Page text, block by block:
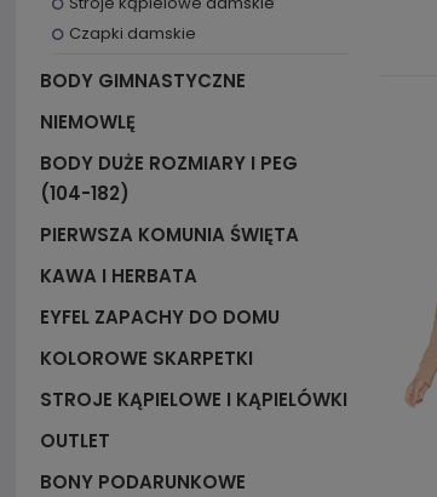
Czapki damskie
BODY GIMNASTYCZNE
NIEMOWLĘ
BODY DUŻE ROZMIARY I PEG
(104-182)
PIERWSZA KOMUNIA ŚWIĘTA
KAWA I HERBATA
EYFEL ZAPACHY DO DOMU
KOLOROWE SKARPETKI
STROJE KĄPIELOWE I KĄPIELÓWKI
OUTLET
BONY PODARUNKOWE